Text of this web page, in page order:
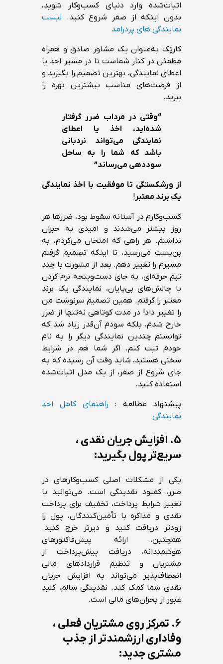
اثبات‌شده وارد دنیای کسب‌وکار شوید،
بدون اینکه از صفر شروع کنید. لیست
نمایندگی های پردرامد
کارپَک به‌عنوان یک مشاور صادق و همراه
مطمئن در کنار شماست تا در مسیر اخذ یا
اعطای نمایندگی، بهترین تصمیم را بگیرید و
از فرصت‌های مناسب بیشترین بهره را
ببرید.
“وقتی در مرداب ضرر گرفتار
شده‌اید، اخذ یا اعطای
نمایندگی می‌تواند نردبانی
باشد که شما را به ساحل
سوددهی می‌رساند”
از ورشکستگی تا موفقیت با اخذ نمایندگی
یک برند معتبر!
کسب‌وکارم در آستانه سقوط بود، ضررها هر
روز بیشتر می‌شدند و امیدی به جبران
نداشتم. هر راهی که امتحان می‌کردم، به
بن‌بست می‌رسید، تا اینکه تصمیم گرفتم
مسیرم را تغییر دهم. بعد از مشورت با چند
تیم حرفه‌ای، به جای دست‌وپنجه نرم کردن
با چالش‌های بی‌پایان، نمایندگی یک برند
معتبر را گرفتم. همین تصمیم سرنوشت من
را تغییر داد! در مدت کوتاهی نه‌تنها از ضرر
خارج شدم، بلکه سودم آن‌قدر زیاد شد که
توانستم چندین نمایندگی دیگر را به نام
خودم ثبت کنم. اگر شما هم در شرایط
سختی هستید، شاید وقت آن رسیده که به
جای شروع از صفر، از یک مدل اثبات‌شده
استفاده کنید.
پیشنهاد مطالعه : راهنمای کامل اخذ
نمایندگی
۵. افزایش جریان نقدی ،
سریع‌تر پول بگیرید:
یکی از مشکلات اصلی کسب‌وکارهای در
ضرر، کمبود نقدینگی است. می‌توانید با
تغییر شرایط پرداخت، تخفیف برای پرداخت
نقدی و مذاکره با تأمین‌کنندگان، پول را
زودتر دریافت کنید و دیرتر خرج کنید.
همچنین، ارائه پیش‌فاکتورهای
هوشمندانه، دریافت پیش‌پرداخت از
مشتریان و تنظیم قراردادهای مالی
انعطاف‌پذیر می‌تواند به افزایش جریان
نقدی شما کمک کند. نقدینگی سالم، کلید
عبور از بحران‌های مالی است.
۶. تمرکز روی مشتریان فعلی ،
وفاداری ارزشمندتر از جذب
مشتری جدید: